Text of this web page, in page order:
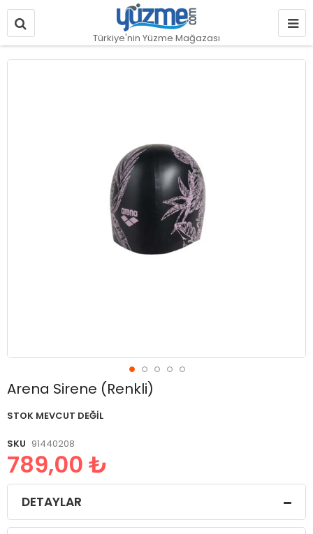
Türkiye'nin Yüzme Mağazası
Arena Sirene (Renkli)
STOK MEVCUT DEĞIL
SKU 91440208
789,00 ₺
Resim
Resim
başlangıcına
DETAYLAR